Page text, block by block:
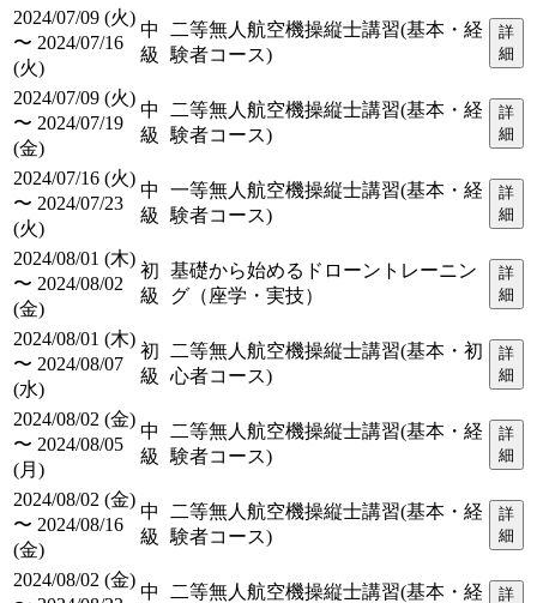
2024/07/09 (火)
〜 2024/07/16
(火)
中
級
二等無人航空機操縦士講習(基本・経
験者コース)
詳
細
2024/07/09 (火)
〜 2024/07/19
(金)
中
級
二等無人航空機操縦士講習(基本・経
験者コース)
詳
細
2024/07/16 (火)
〜 2024/07/23
(火)
中
級
一等無人航空機操縦士講習(基本・経
験者コース)
詳
細
2024/08/01 (木)
〜 2024/08/02
(金)
初
級
基礎から始めるドローントレーニン
グ（座学・実技）
詳
細
2024/08/01 (木)
〜 2024/08/07
(水)
初
級
二等無人航空機操縦士講習(基本・初
心者コース)
詳
細
2024/08/02 (金)
〜 2024/08/05
(月)
中
級
二等無人航空機操縦士講習(基本・経
験者コース)
詳
細
2024/08/02 (金)
〜 2024/08/16
(金)
中
級
二等無人航空機操縦士講習(基本・経
験者コース)
詳
細
2024/08/02 (金)
中
二等無人航空機操縦士講習(基本・経
詳